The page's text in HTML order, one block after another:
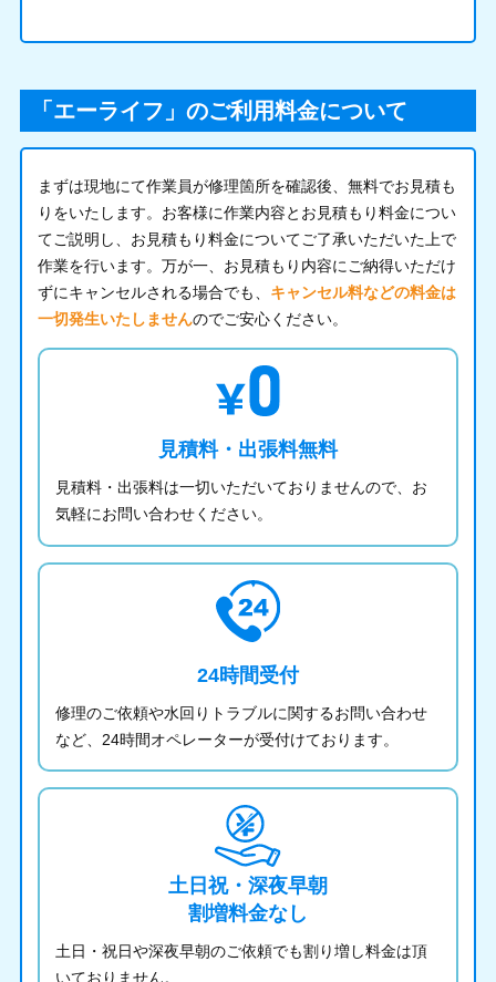
「エーライフ」のご利用料金について
まずは現地にて作業員が修理箇所を確認後、無料でお見積も
りをいたします。お客様に作業内容とお見積もり料金につい
てご説明し、お見積もり料金についてご了承いただいた上で
作業を行います。万が一、お見積もり内容にご納得いただけ
ずにキャンセルされる場合でも、 キャンセル料などの料金は
一切発生いたしませんのでご安心ください。
見積料・出張料無料
見積料・出張料は一切いただいておりませんので、お
気軽にお問い合わせください。
24時間受付
修理のご依頼や水回りトラブルに関するお問い合わせ
など、24時間オペレーターが受付けております。
土日祝・深夜早朝
割増料金なし
土日・祝日や深夜早朝のご依頼でも割り増し料金は頂
いておりません。